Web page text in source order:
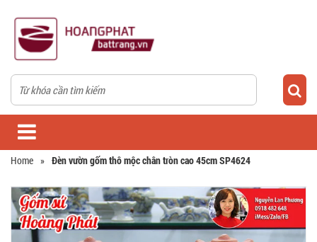
Home » Đèn vườn gốm thô mộc chân tròn cao 45cm SP4624